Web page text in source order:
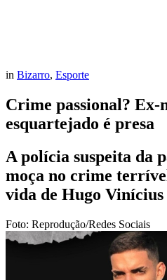
in Bizarro, Esporte
Crime passional? Ex-
esquartejado é presa
A polícia suspeita da
moça no crime
vida de Hugo Vinícius
Foto: Reprodução/Redes Sociais